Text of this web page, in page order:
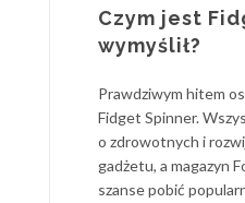
Czym jest
wymyślił?
Prawdziwym hitem
Fidget Spinner.
o zdrowotnych i
gadżetu, a magazyn
szanse pobić